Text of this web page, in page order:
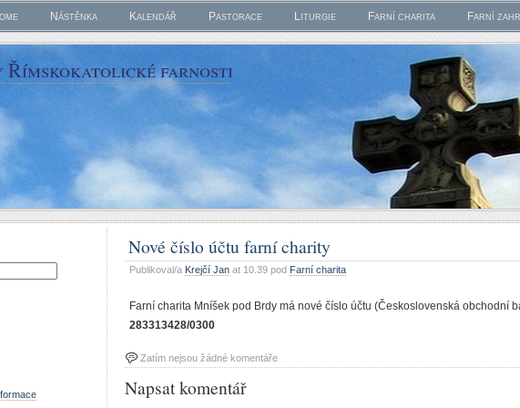
Nástěnka Kalendář Pastorace Liturgie Farní charita Farní
Římskokatolické farnosti
Nové číslo účtu farní charity
Publikoval/a Krejčí Jan at 10.39 pod Farní charita
Farní charita Mníšek pod Brdy má nové číslo účtu (Československá obchodní
283313428/0300
Zatím nejsou žádné komentáře
Napsat komentář